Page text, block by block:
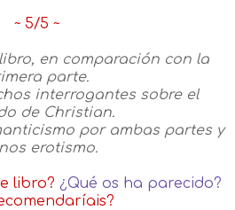
~ 5/5 ~
en comparación con la
parte.
interrogantes sobre el
de Christian.
por ambas partes y
erotismo.
libro? ¿Qué os ha parecido?